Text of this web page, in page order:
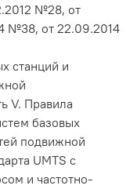
№28, от
№38, от 22.09.2014
станций и
V. Правила
базовых
подвижной
UMTS с
и частотно-